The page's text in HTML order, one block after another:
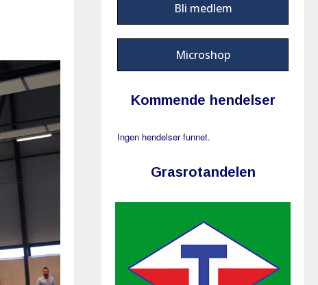
Bli medlem
Microshop
Kommende hendelser
Ingen hendelser funnet.
Grasrotandelen